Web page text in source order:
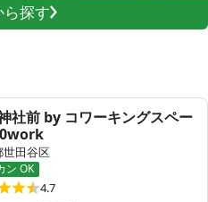
スペース）
ス）
探す
社前 by コワーキングスペー
世田谷区
ン OK
4.7